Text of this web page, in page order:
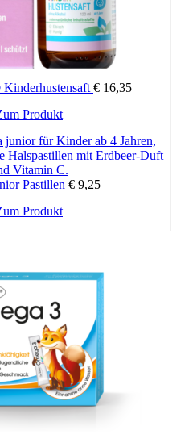
€ 16,35
Produkt
Pastillen €9,25
Produkt